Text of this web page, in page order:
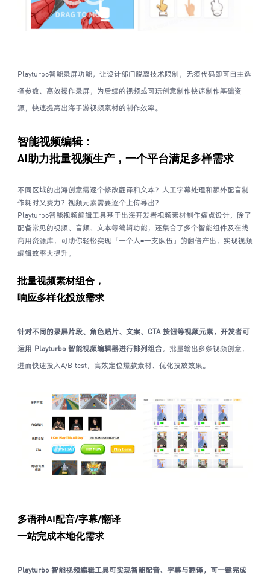
Playturbo智能录屏功能，让设计部门脱离技术限制，无须代码即可自主选
择参数、高效操作录屏，为后续的视频或可玩创意制作快速制作基础资
源，快速提高出海手游视频素材的制作效率。
智能视频编辑：
AI助力批量视频生产， 一个平台满足多样需求
不同区域的出海创意需逐个修改翻译和文本？人工字幕处理和额外配音制
作耗时又费力？视频元素需要逐个上传导出？
Playturbo智能视频编辑工具基于出海开发者视频素材制作痛点设计，除了
配备常见的视频、音频、文本等编辑功能，还集合了多个智能组件及在线
商用资源库，可助你轻松实现「一个人=一支队伍」的翻倍产出，实现视频
编辑效率大提升。
批量视频素材组合，
响应多样化投放需求
针对不同的录屏片段、角色贴片、文案、CTA 按钮等视频元素，开发者可
运用 Playturbo 智能视频编辑器进行排列组合，批量输出多条视频创意，
进而快速投入A/B test，高效定位爆款素材、优化投放效果。
多语种AI配音/字幕/翻译
一站完成本地化需求
Playturbo 智能视频编辑工具可实现智能配音、字幕与翻译，可一键完成